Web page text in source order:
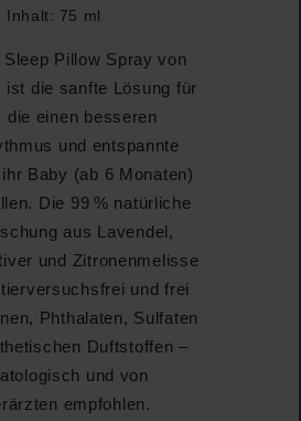
Inhalt: 75 ml
Pillow Spray von
ist die sanfte Lösung für
die einen besseren
und entspannte
Baby (ab 6 Monaten)
Die 99 % natürliche
aus Lavendel,
und Zitronenmelisse
und frei
Phthalaten, Sulfaten
Duftstoffen –
und von
empfohlen.